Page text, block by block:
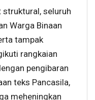
seluruh
Warga Binaan
tampak
rangkaian
pengibaran
teks Pancasila,
meheningkan